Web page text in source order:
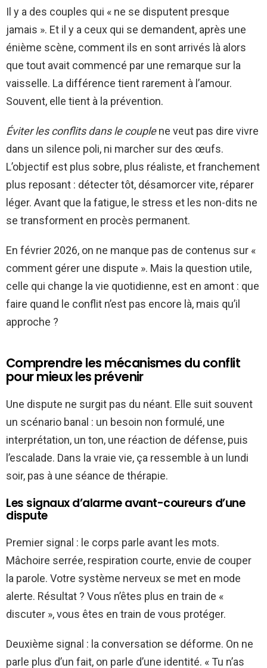
Il y a des couples qui « ne se disputent presque
jamais ». Et il y a ceux qui se demandent, après une
énième scène, comment ils en sont arrivés là alors
que tout avait commencé par une remarque sur la
vaisselle. La différence tient rarement à l’amour.
Souvent, elle tient à la prévention.
Éviter les conflits dans le couplene veut pas dire vivre
dans un silence poli, ni marcher sur des œufs.
L’objectif est plus sobre, plus réaliste, et franchement
plus reposant : détecter tôt, désamorcer vite, réparer
léger. Avant que la fatigue, le stress et les non-dits ne
se transforment en procès permanent.
En février 2026, on ne manque pas de contenus sur «
comment gérer une dispute ». Mais la question utile,
celle qui change la vie quotidienne, est en amont : que
faire quand le conflit n’est pas encore là, mais qu’il
approche ?
Comprendre les mécanismes du conflit
pour mieux les prévenir
Une dispute ne surgit pas du néant. Elle suit souvent
un scénario banal : un besoin non formulé, une
interprétation, un ton, une réaction de défense, puis
l’escalade. Dans la vraie vie, ça ressemble à un lundi
soir, pas à une séance de thérapie.
Les signaux d’alarme avant-coureurs d’une
dispute
Premier signal : le corps parle avant les mots.
Mâchoire serrée, respiration courte, envie de couper
la parole. Votre système nerveux se met en mode
alerte. Résultat ? Vous n’êtes plus en train de «
discuter », vous êtes en train de vous protéger.
Deuxième signal : la conversation se déforme. On ne
parle plus d’un fait, on parle d’une identité. « Tu n’as